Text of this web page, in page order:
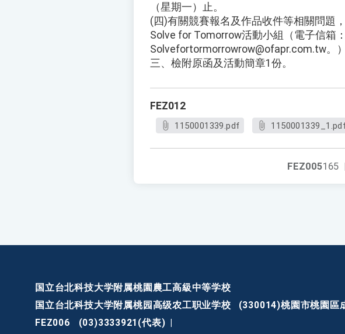
（星期一）止。
(四)有關競賽報名及作品收件等相關問題
Solve for Tomorrow活動小組（電子信箱：
Solvefortormorrowrow@ofapr.com.tw。）
三、檢附原函及活動簡章1份。
FEZ012
1150001339.pdf
FEZ005165
国立台北科技大学附属桃園農工高級中等学校
国立台北科技大学附属桃园高级农工职业学校
(330014)桃園市桃園區
FEZ006
(03)3333921(代表)